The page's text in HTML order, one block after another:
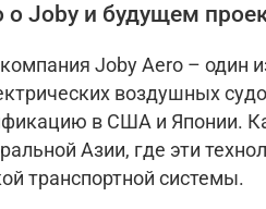
о Joby и будущем
Joby Aero – один
воздушных
в США и Японии.
Азии, где эти
транспортной системы.